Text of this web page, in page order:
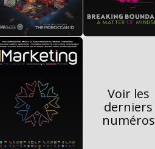
Voir les
derniers
numéros